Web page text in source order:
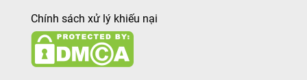
Chính sách xử lý khiếu nại